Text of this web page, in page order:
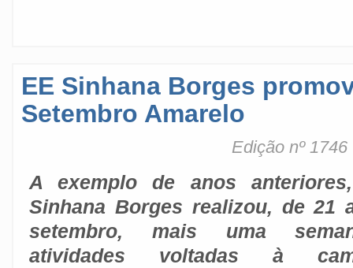
EE Sinhana Borges
Setembro Amarelo
Edição nº
A exemplo de anos
Sinhana Borges realizou, de 21
setembro, mais uma
atividades voltadas à